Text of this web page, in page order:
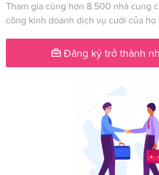
Tham gia cùng hơn 8.500 nhà cung
công kinh doanh dịch vụ cưới của họ
Đăng ký trở thành